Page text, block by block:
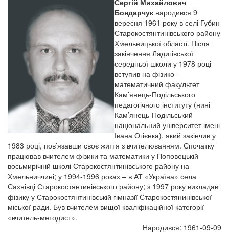
Сергій Михайлович
Бондарчук народився 9
вересня 1961 року в селі Губин
Старокостянтинівського району
Хмельницької області. Після
закінчення Ладигівської
середньої школи у 1978 році
вступив на фізико-
математичний факультет
Кам’янець-Подільського
педагогічного інституту (нині
Кам’янець-Подільський
національний університет імені
Івана Огієнка), який закінчив у
1983 році, пов’язавши своє життя з вчителюванням. Спочатку
працював вчителем фізики та математики у Поповецькій
восьмирічній школі Старокостянтинівського району на
Хмельниччині; у 1994-1996 роках – в АТ «Україна» села
Сахнівці Старокостянтинівського району; з 1997 року викладав
фізику у Старокостянтинівській гімназії Старокостянинівської
міської ради. Був вчителем вищої кваліфікаційної категорії
«вчитель-методист».
Народився: 1961-09-09